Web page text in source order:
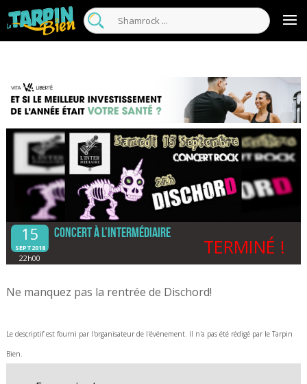
15
SEPT2018
22h00
Concert à L’intermédiaire
TERMINÉ !
Ne manquez pas la rentrée de Dischord!
Le descriptif est fourni par l'organisateur de l'événement. Il n'a pas été rédigé par le Tarpin
Bien.